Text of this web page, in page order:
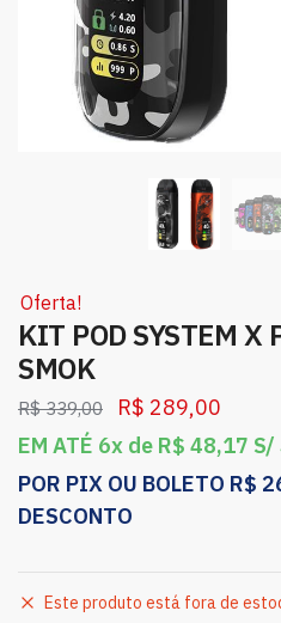
Oferta!
KIT POD SYSTEM X
SMOK
R$339,00 R$ 289,00
EM ATÉ 6x de R$ 48,17 S/
POR PIX OU BOLETO R$
DESCONTO
Este produto está fora de